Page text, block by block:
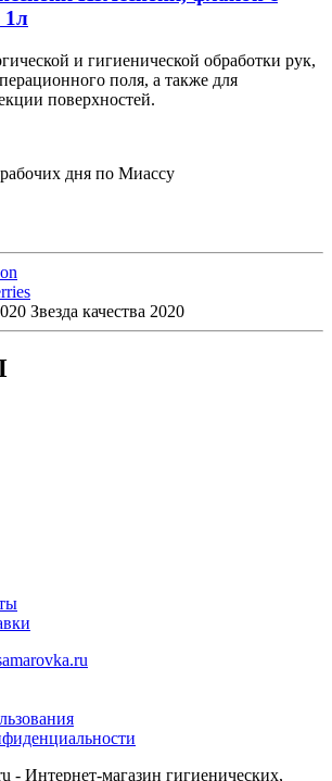
1л
и гигиенической обработки рук,
поля, а также для
поверхностей.
дня по Миассу
Звезда качества 2020